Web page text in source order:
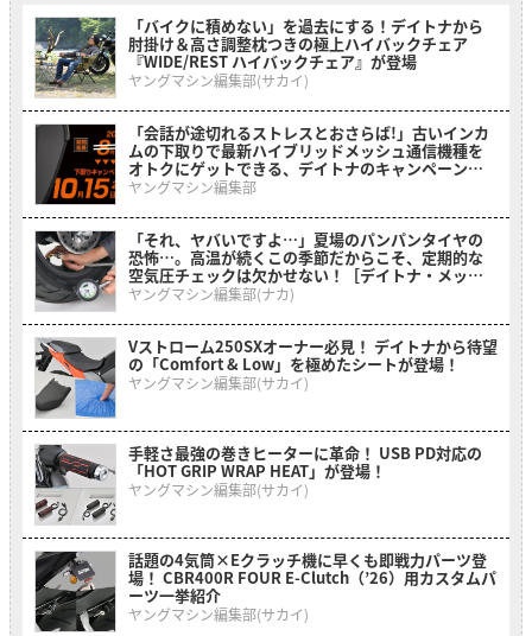
「バイクに積めない」を過去にする！デイトナから
肘掛け＆高さ調整枕つきの極上ハイバックチェア
『WIDE/REST ハイバックチェア』が登場
ヤングマシン編集部(サカイ)
「会話が途切れるストレスとおさらば!」古いインカ
ムの下取りで最新ハイブリッドメッシュ通信機種を
オトクにゲットできる、デイトナのキャンペーンが
開催中
ヤングマシン編集部
「それ、ヤバいですよ…」夏場のパンパンタイヤの
恐怖…。高温が続くこの季節だからこそ、定期的な
空気圧チェックは欠かせない！［デイトナ・メッシ
ュホース付きエアゲージ デプスゲージ付き］
ヤングマシン編集部(ナカ)
Vストローム250SXオーナー必見！ デイトナから待望
の「Comfort & Low」を極めたシートが登場！
ヤングマシン編集部(サカイ)
手軽さ最強の巻きヒーターに革命！ USB PD対応の
「HOT GRIP WRAP HEAT」が登場！
ヤングマシン編集部(サカイ)
話題の4気筒×Eクラッチ機に早くも即戦力パーツ登
場！ CBR400R FOUR E-Clutch（’26）用カスタムパ
ーツ一挙紹介
ヤングマシン編集部(サカイ)